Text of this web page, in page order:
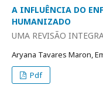
A INFLUÊNCIA DO
HUMANIZADO
UMA REVISÃO
Aryana Tavares Maron,
Pdf